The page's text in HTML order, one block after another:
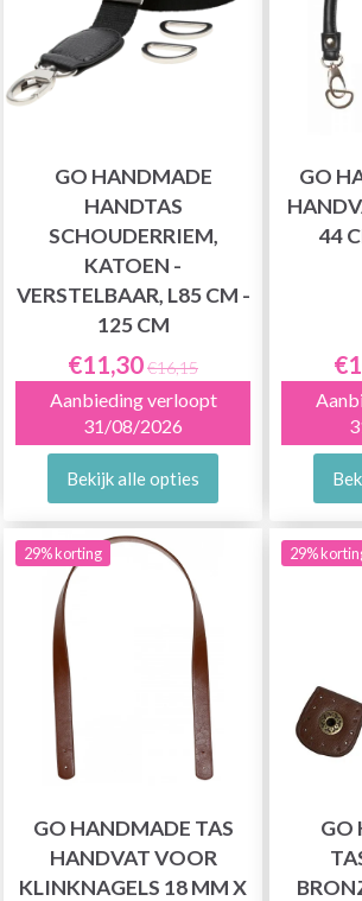
GO HANDMADE
HANDTAS
SCHOUDERRIEM,
KATOEN -
VERSTELBAAR, L85 CM -
125 CM
€11,30€16,15
Aanbieding verloopt
31/08/2026
Bekijk alle opties
GO
44
29% korting
GO HANDMADE TAS
HANDVAT VOOR
KLINKNAGELS 18 MM X
29%
GO